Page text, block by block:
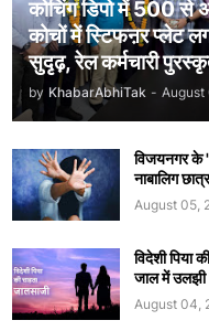
कोचिंग डिपो में 500 से
कोचों में स्टिफऩर प्लेट
सुदृढ़, रेल कर्मचारी
by KhabarAbhiTak - August
विजयनगर
नाबालिग
August 05,
विदेशी पिया
जाल में उलझी
August 04,